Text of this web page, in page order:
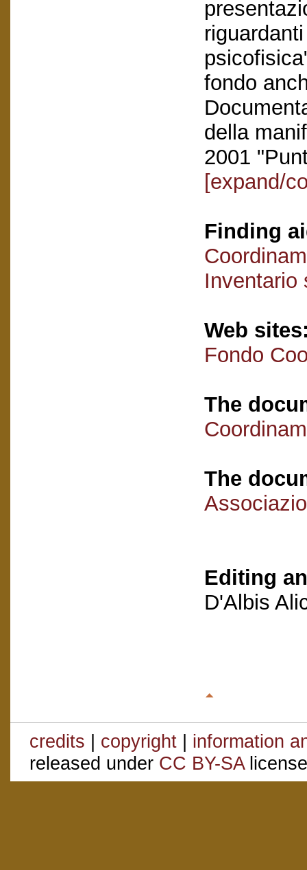
fondo
della
2001
[expand/
Finding
Inventario
Web
Fondo
The
The
Editing
D'Albis
credits | copyright | information
released under CC BY-SA